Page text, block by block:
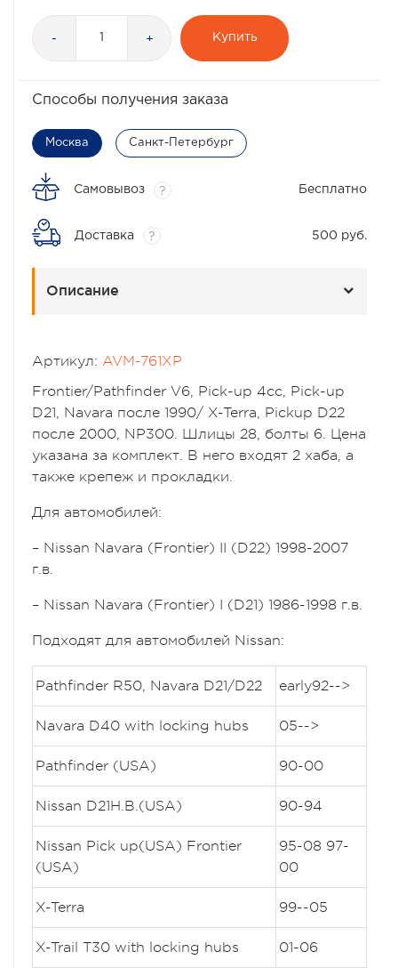
- + Купить
Способы получения заказа
Москва Санкт-Петербург
Самовывоз ? Бесплатно
Доставка ? 500 руб.
Описание
Артикул: AVM-761XP
Frontier/Pathfinder V6, Pick-up 4cc, Pick-up
D21, Navara после 1990/ X-Terra, Pickup D22
после 2000, NP300. Шлицы 28, болты 6. Цена
указана за комплект. В него входят 2 хаба, а
также крепеж и прокладки.
Для автомобилей:
– Nissan Navara (Frontier) II (D22) 1998-2007
г.в.
– Nissan Navara (Frontier) I (D21) 1986-1998 г.в.
Подходят для автомобилей Nissan:
Pathfinder R50, Navara D21/D22 early92-->
Navara D40 with locking hubs 05-->
Pathfinder (USA) 90-00
Nissan D21H.B.(USA) 90-94
Nissan Pick up(USA) Frontier
(USA)
95-08 97-
00
X-Terra 99--05
X-Trail T30 with locking hubs 01-06